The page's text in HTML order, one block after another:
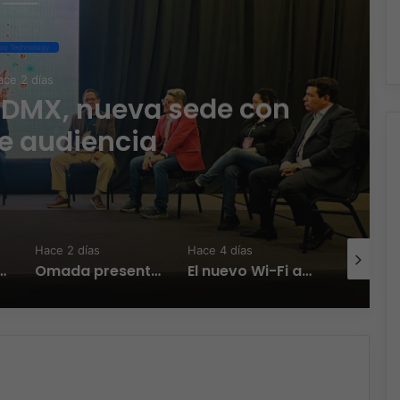
Technology
2 días
nueva sede con
audiencia
Manager para México
Hace 2 días
Omada presenta los nuevos Fusion Gateways que simplifican la implementación, reducen costos y aumentan la eficiencia operativa
Hace 4 días
El nuevo Wi-Fi ahora piensa, la IA transforma la conexión del día a día